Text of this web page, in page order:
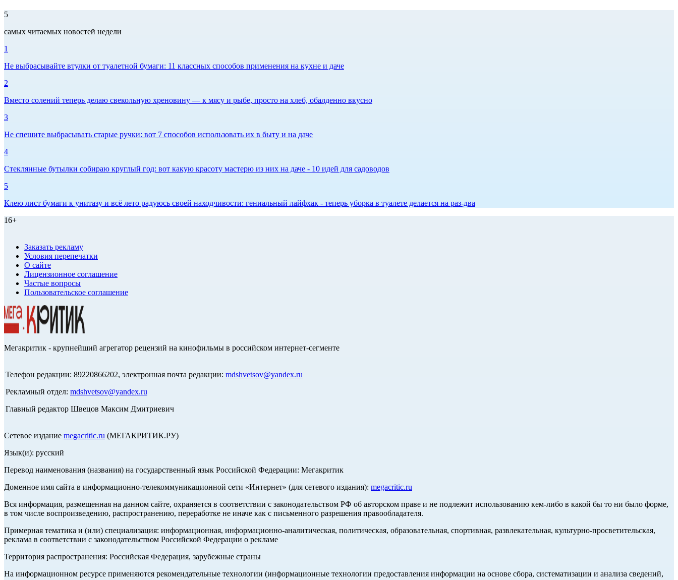
5
самых читаемых новостей недели
1
Не выбрасывайте втулки от туалетной бумаги: 11 классных способов применения на кухне и даче
2
Вместо солений теперь делаю свекольную хреновину — к мясу и рыбе, просто на хлеб, обалденно вкусно
3
Не спешите выбрасывать старые ручки: вот 7 способов использовать их в быту и на даче
4
Стеклянные бутылки собираю круглый год: вот какую красоту мастерю из них на даче - 10 идей для садоводов
5
Клею лист бумаги к унитазу и всё лето радуюсь своей находчивости: гениальный лайфхак - теперь уборка в туалете делается на раз-два
16+
Заказать рекламу
Условия перепечатки
О сайте
Лицензионное соглашение
Частые вопросы
Пользовательское соглашение
Мегакритик - крупнейший агрегатор рецензий на кинофильмы в российском интернет-сегменте
Телефон редакции: 89220866202, электронная почта редакции: mdshvetsov@yandex.ru
Рекламный отдел: mdshvetsov@yandex.ru
Главный редактор Швецов Максим Дмитриевич
Сетевое издание megacritic.ru (МЕГАКРИТИК.РУ)
Язык(и): русский
Перевод наименования (названия) на государственный язык Российской Федерации: Мегакритик
Доменное имя сайта в информационно-телекоммуникационной сети «Интернет» (для сетевого издания): megacritic.ru
Вся информация, размещенная на данном сайте, охраняется в соответствии с законодательством РФ об авторском праве и не подлежит использованию кем-либо в какой бы то ни было форме,
в том числе воспроизведению, распространению, переработке не иначе как с письменного разрешения правообладателя.
Примерная тематика и (или) специализация: информационная, информационно-аналитическая, политическая, образовательная, спортивная, развлекательная, культурно-просветительская,
реклама в соответствии с законодательством Российской Федерации о рекламе
Территория распространения: Российская Федерация, зарубежные страны
На информационном ресурсе применяются рекомендательные технологии (информационные технологии предоставления информации на основе сбора, систематизации и анализа сведений,